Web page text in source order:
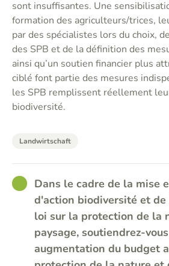
sont insuffisantes. Une
formation des agriculteurs/trices,
par des spécialistes lors du choix,
des SPB et de la définition des
ainsi qu’un soutien financier plus
ciblé font partie des mesures
les SPB remplissent réellement
biodiversité.
Landwirtschaft
GOODDans le cadre de la mise
d'action biodiversité et
loi sur la protection de la
paysage, soutiendrez-
augmentation du budget